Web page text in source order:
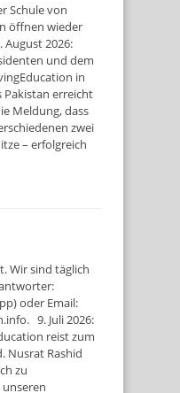
Schule von
öffnen wieder
August 2026:
und dem
in
Pakistan erreicht
Meldung, dass
zwei
– erfolgreich
Wir sind täglich
oder Email:
9. Juli 2026:
reist zum
Nusrat Rashid
zu